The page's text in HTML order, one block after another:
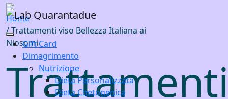
Skip to main content
Gift Card
Dimagrimento
Nutrizione
Dieta Personalizzata
Dieta Chetogenica
Home
/ Trattamenti viso Bellezza Italiana ai
Niosomi